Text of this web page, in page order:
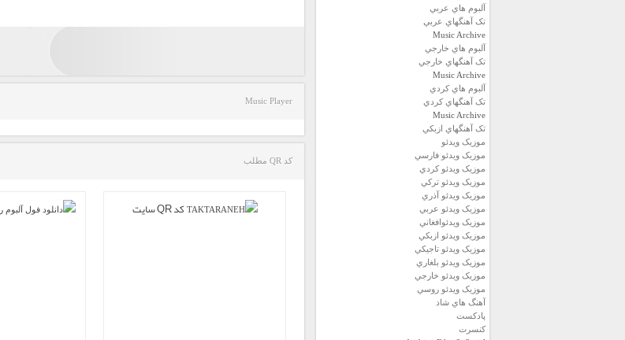
آلبوم هاي عربي
تک آهنگهاي عربي
Music Archive
آلبوم هاي خارجي
تک آهنگهاي خارجي
Music Archive
آلبوم هاي کردي
تک آهنگهاي کردي
Music Archive
تک آهنگهاي ازبکي
موزيک ويدئو
موزيک ويدئو فارسي
موزيک ويدئو كردي
موزيک ويدئو تركي
موزيک ويدئو آذري
موزيک ويدئو عربي
موزيک ويدئوافغاني
موزيک ويدئو ازبكي
موزيک ويدئو تاجيكي
موزيک ويدئو بلغاري
موزيک ويدئو خارجي
موزيک ويدئو روسي
آهنگ هاي شاد
پادكست
كنسرت
Music Player
کد QR مطلب
کد QR سایت